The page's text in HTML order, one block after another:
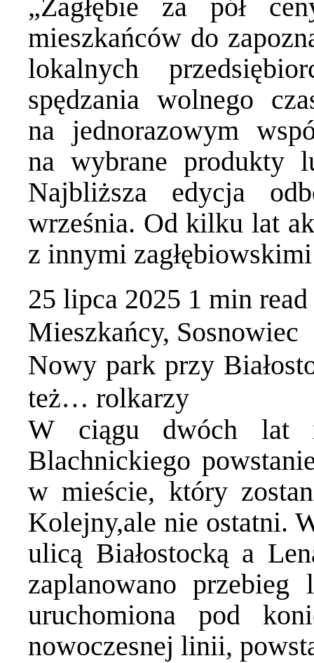
„Zagłębie za pół
mieszkańców do
lokalnych
spędzania wolnego
na jednorazowym
na wybrane produkty
Najbliższa edycja
września. Od kilku lat
z innymi
25 lipca 2025 1 min read
Mieszkańcy, Sosnowiec
Nowy park przy
też… rolkarzy
W ciągu dwóch lat
Blachnickiego
w mieście, który
Kolejny,ale nie ostatni.
ulicą Białostocką a
zaplanowano
uruchomiona pod
nowoczesnej linii,